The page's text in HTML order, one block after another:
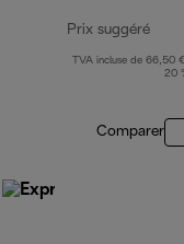
Prix suggéré
prix
TVA incluse de 66,50
20
Comparer